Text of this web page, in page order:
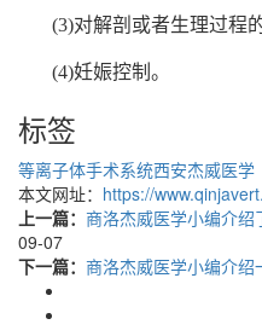
(3)对解剖或者生理过程
(4)妊娠控制。
标签
等离子体手术系统西安杰威医学
本文网址： https://
上一篇： 商洛杰威医学小编介
09-07
下一篇： 商洛杰威医学小编介